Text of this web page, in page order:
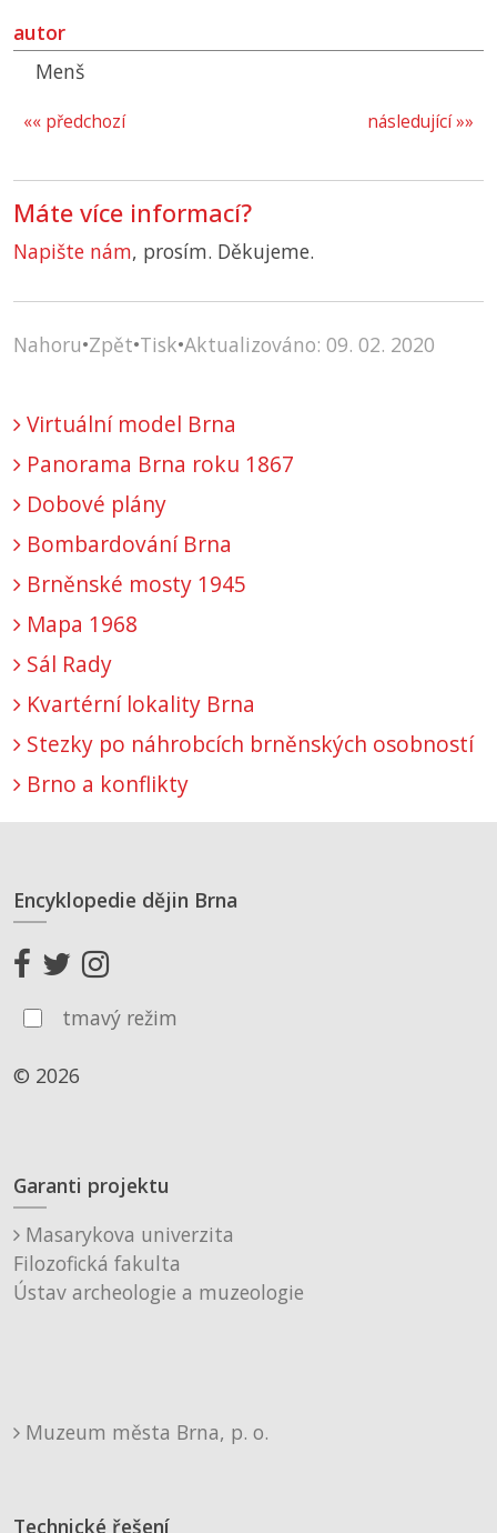
autor
Menš
následující »»
«« předchozí
Máte více informací?
Napište nám, prosím. Děkujeme.
Nahoru•Zpět•Tisk•Aktualizováno: 09. 02. 2020
Virtuální model Brna
Panorama Brna roku 1867
Dobové plány
Bombardování Brna
Brněnské mosty 1945
Mapa 1968
Sál Rady
Kvartérní lokality Brna
Stezky po náhrobcích brněnských osobností
Brno a konflikty
Encyklopedie dějin Brna
tmavý režim
© 2026
Garanti projektu
Masarykova univerzita
Filozofická fakulta
Ústav archeologie a muzeologie
Muzeum města Brna, p. o.
Technické řešení